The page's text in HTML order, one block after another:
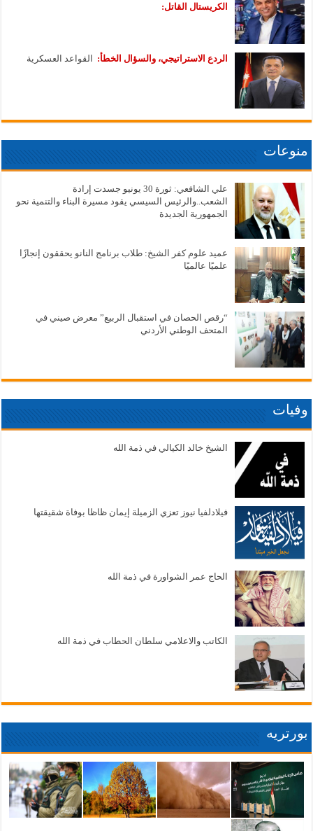
الكريستال القاتل:
الردع الاستراتيجي، والسؤال الخطأ: القواعد العسكرية
منوعات
علي الشافعي: ثورة 30 يونيو جسدت إرادة
الشعب..والرئيس السيسي يقود مسيرة البناء والتنمية نحو
الجمهورية الجديدة
عميد علوم كفر الشيخ: طلاب برنامج النانو يحققون إنجازًا
علميًا عالميًا
“رقص الحصان في استقبال الربيع” معرض صيني في
المتحف الوطني الأردني
وفيات
الشيخ خالد الكيالي في ذمة الله
فيلادلفيا نيوز تعزي الزميلة إيمان ظاظا بوفاة شقيقتها
الحاج عمر الشواورة في ذمة الله
الكاتب والاعلامي سلطان الحطاب في ذمة الله
بورتريه